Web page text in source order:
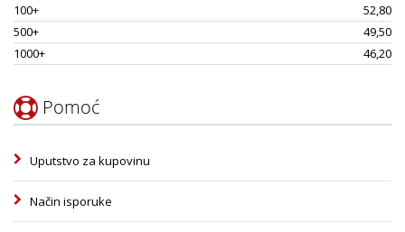
100+
52,80
500+
49,50
1000+
46,20
Pomoć
Uputstvo za kupovinu
Način isporuke